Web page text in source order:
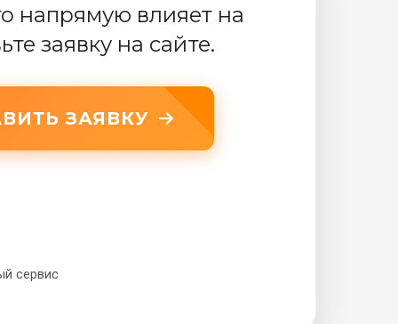
напрямую влияет на
заявку на сайте.
ЗАЯВКУ
сервис